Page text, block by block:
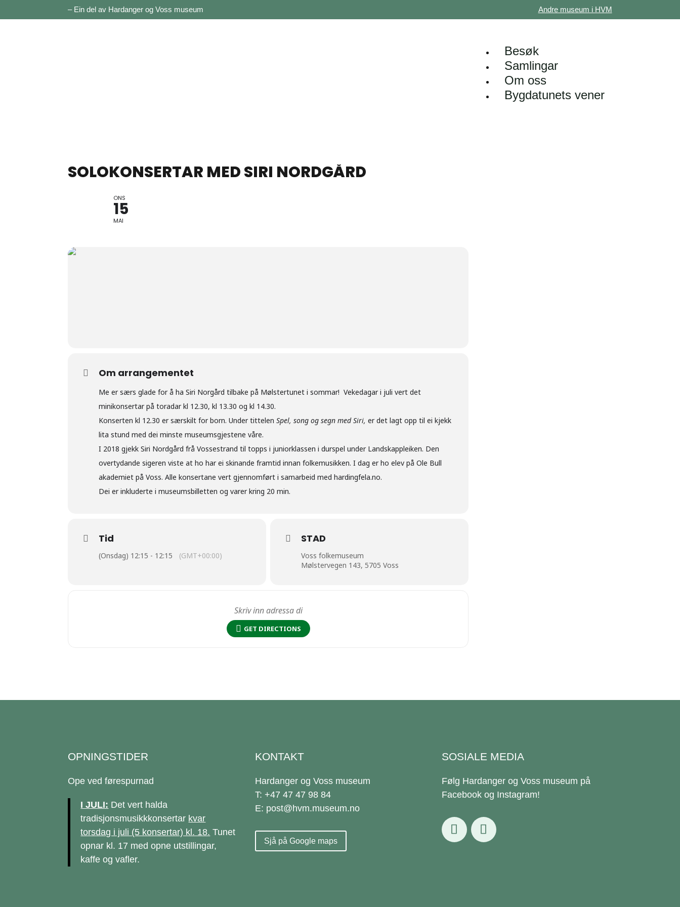
– Ein del av Hardanger og Voss museum Andre museum i HVM
Besøk
Samlingar
Om oss
Bygdatunets vener
SOLOKONSERTAR MED SIRI NORDGÅRD
ONS
15
MAI
Om arrangementet
Me er særs glade for å ha Siri Norgård tilbake på Mølstertunet i sommar! Vekedagar i juli vert det
minikonsertar på toradar kl 12.30, kl 13.30 og kl 14.30.
Konserten kl 12.30 er særskilt for born. Under tittelenSpel, song og segn med Siri, er det lagt opp til ei kjekk
lita stund med dei minste museumsgjestene våre.
I 2018 gjekk Siri Nordgård frå Vossestrand til topps i juniorklassen i durspel under Landskappleiken. Den
overtydande sigeren viste at ho har ei skinande framtid innan folkemusikken. I dag er ho elev på Ole Bull
akademiet på Voss. Alle konsertane vert gjennomført i samarbeid med hardingfela.no.
Dei er inkluderte i museumsbilletten og varer kring 20 min.
Tid
(Onsdag) 12:15 - 12:15 (GMT+00:00)
STAD
Voss folkemuseum
Mølstervegen 143, 5705 Voss
GET DIRECTIONS
OPNINGSTIDER
Ope ved førespurnad
I JULI: Det vert halda
tradisjonsmusikkkonsertar kvar
torsdag i juli (5 konsertar) kl. 18. Tunet
opnar kl. 17 med opne utstillingar,
kaffe og vafler.
KONTAKT
Hardanger og Voss museum
T: +47 47 47 98 84
E: post@hvm.museum.no
Sjå på Google maps
SOSIALE MEDIA
Følg Hardanger og Voss museum på
Facebook og Instagram!